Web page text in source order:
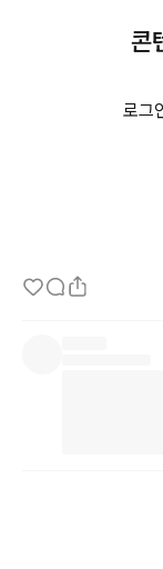
저를 예로 들어보겠습
제 자신을 떠올리면
게으른, 칼같은, 냉
콘
로그